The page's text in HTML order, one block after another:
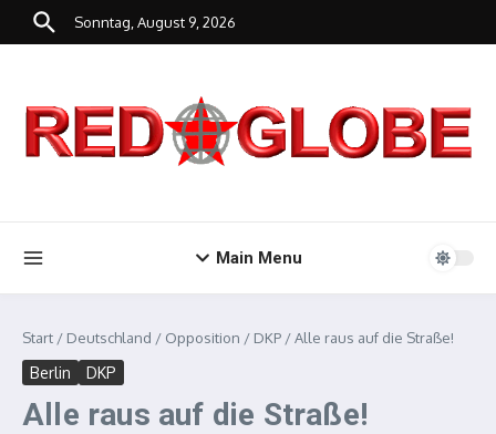
Zum Inhalt springen
Sonntag, August 9, 2026
Main Menu
Start / Deutschland / Opposition / DKP /Alle raus auf die Straße!
Berlin DKP
Alle raus auf die Straße!